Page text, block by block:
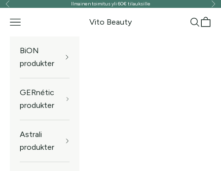
Hoppa till innehållet
Föregående Ilmainen toimitus yli 60€ tilauksille
Vito Beauty
Meny Sök
BiON
produkter
GERnétic
produkter
Astrali
produkter